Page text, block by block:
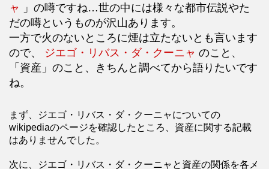
ャ
」の噂ですね…世の中には様々な都市伝説やた
だの噂というものが沢山あります。
一方で火のないところに煙は立たないとも言います
ので、 ジエゴ・リバス・ダ・クーニャ のこと、
「資産」のこと、きちんと調べてから語りたいです
ね。
まず、ジエゴ・リバス・ダ・クーニャについての
wikipediaのページを確認したところ、資産に関する記載
はありませんでした。
次に、ジエゴ・リバス・ダ・クーニャと資産の関係を各メ